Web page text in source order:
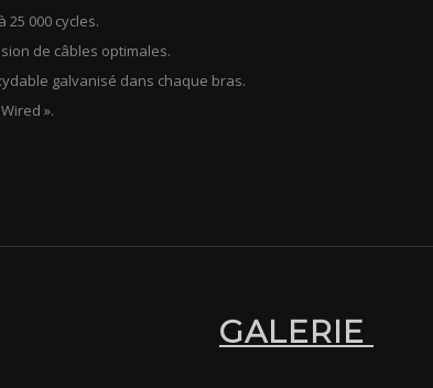
000 cycles.
de câbles optimales.
galvanisé dans chaque bras.
».
GALERIE